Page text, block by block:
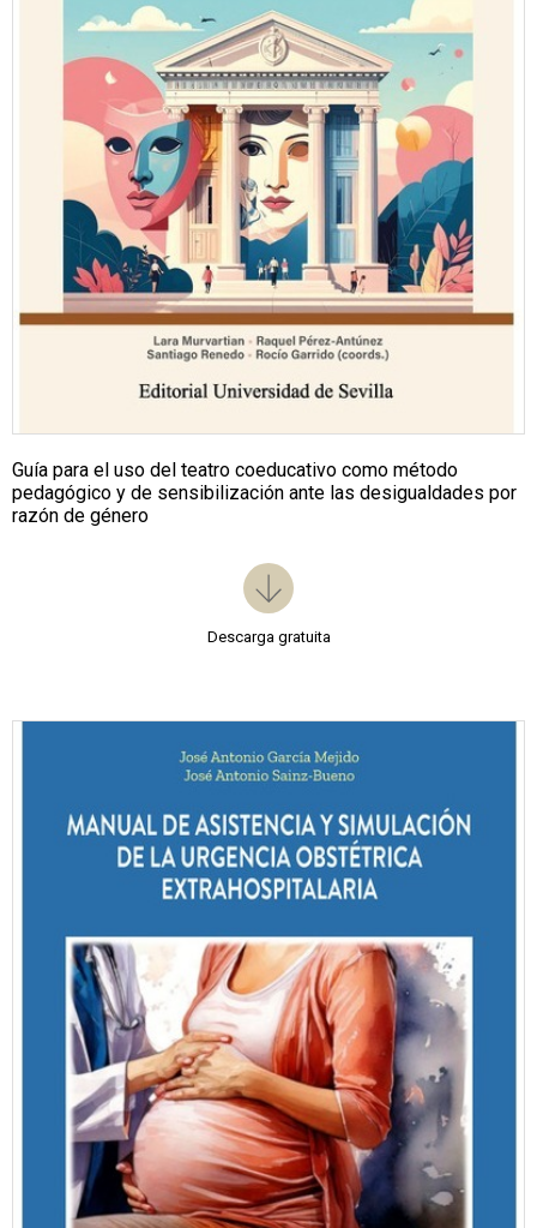
Guía para el uso del teatro coeducativo como método
pedagógico y de sensibilización ante las desigualdades por
razón de género
Descarga gratuita